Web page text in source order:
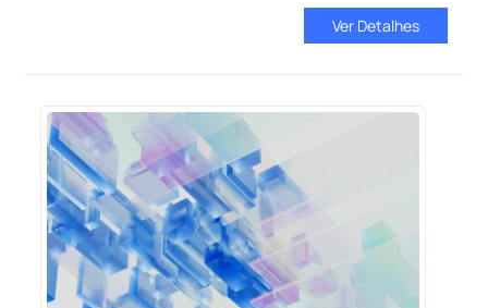
Ver Detalhes